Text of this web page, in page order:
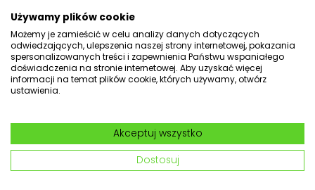
Używamy plików cookie
Możemy je zamieścić w celu analizy danych dotyczących
odwiedzających, ulepszenia naszej strony internetowej, pokazania
spersonalizowanych treści i zapewnienia Państwu wspaniałego
doświadczenia na stronie internetowej. Aby uzyskać więcej
informacji na temat plików cookie, których używamy, otwórz
ustawienia.
Akceptuj wszystko
Dostosuj